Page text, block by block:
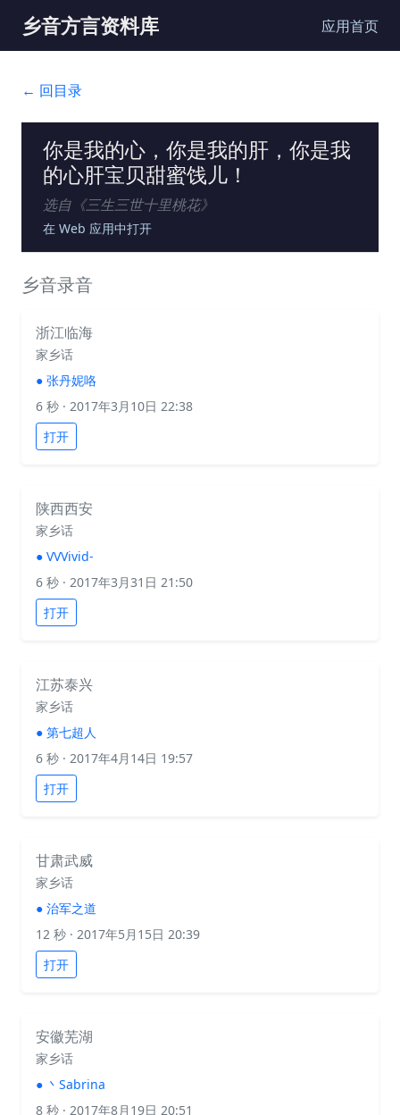
乡音方言资料库 应用首页
← 回目录
你是我的心，你是我的肝，你是我
的心肝宝贝甜蜜饯儿！
选自《三生三世十里桃花》
在 Web 应用中打开
乡音录音
浙江临海
家乡话
● 张丹妮咯
6 秒 · 2017年3月10日 22:38
打开
陕西西安
家乡话
● VVVivid-
6 秒 · 2017年3月31日 21:50
打开
江苏泰兴
家乡话
● 第七超人
6 秒 · 2017年4月14日 19:57
打开
甘肃武威
家乡话
● 治军之道
12 秒 · 2017年5月15日 20:39
打开
安徽芜湖
家乡话
● 丶Sabrina
8 秒 · 2017年8月19日 20:51